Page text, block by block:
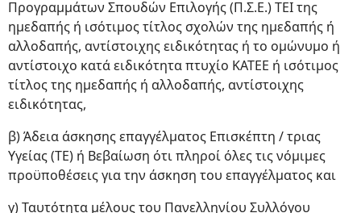
Προγραμμάτων Σπουδών Επιλογής (Π.Σ.Ε.) ΤΕΙ της
ημεδαπής ή ισότιμος τίτλος σχολών της ημεδαπής ή
αλλοδαπής, αντίστοιχης ειδικότητας ή το ομώνυμο ή
αντίστοιχο κατά ειδικότητα πτυχίο ΚΑΤΕΕ ή ισότιμος
τίτλος της ημεδαπής ή αλλοδαπής, αντίστοιχης
ειδικότητας,
β) Άδεια άσκησης επαγγέλματος Επισκέπτη / τριας
Υγείας (ΤΕ) ή Βεβαίωση ότι πληροί όλες τις νόμιμες
προϋποθέσεις για την άσκηση του επαγγέλματος και
γ) Ταυτότητα μέλους του Πανελληνίου Συλλόγου